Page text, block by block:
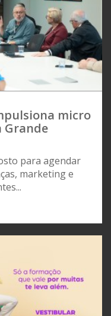
micro
Grande
para agendar
marketing e